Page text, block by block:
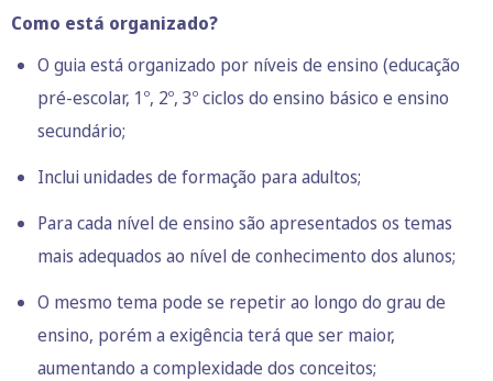
Como está organizado?
O guia está organizado por níveis de ensino (educação
pré-escolar, 1º, 2º, 3º ciclos do ensino básico e ensino
secundário;
Inclui unidades de formação para adultos;
Para cada nível de ensino são apresentados os temas
mais adequados ao nível de conhecimento dos alunos;
O mesmo tema pode se repetir ao longo do grau de
ensino, porém a exigência terá que ser maior,
aumentando a complexidade dos conceitos;